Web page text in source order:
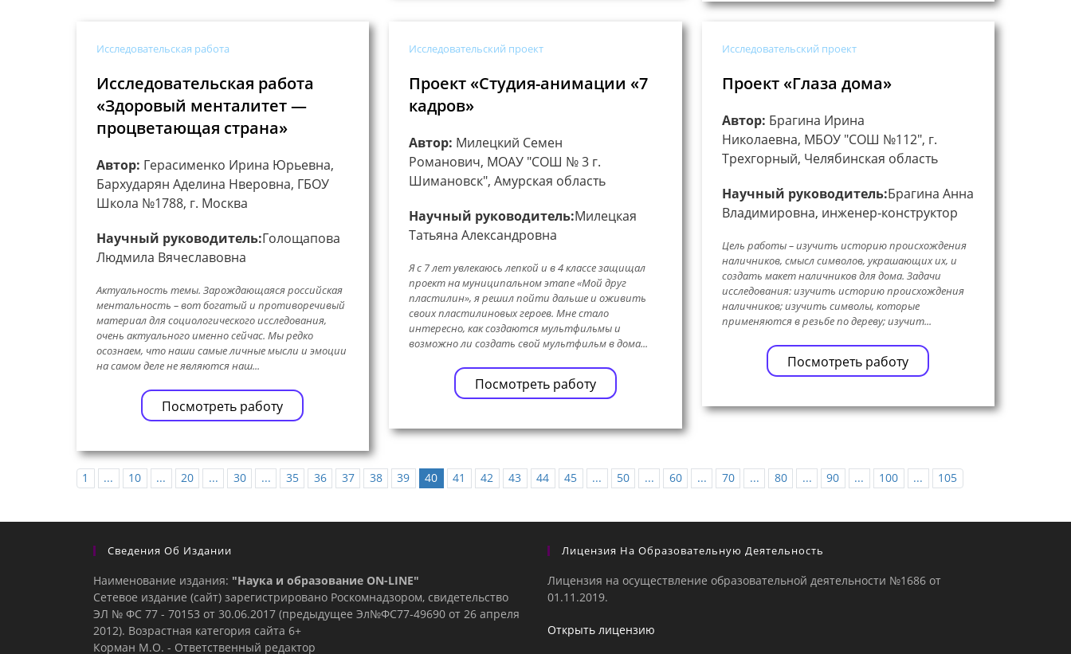
Исследовательская работа
Исследовательская работа
«Здоровый менталитет —
процветающая страна»
Автор: Герасименко Ирина Юрьевна,
Бархударян Аделина Нверовна, ГБОУ
Школа №1788, г. Москва
Научный руководитель:Голощапова
Людмила Вячеславовна
Актуальность темы. Зарождающаяся российская
ментальность – вот богатый и противоречивый
материал для социологического исследования,
очень актуального именно сейчас. Мы редко
осознаем, что наши самые личные мысли и эмоции
на самом деле не являются наш...
Посмотреть работу
Исследовательский проект
Проект «Студия-анимации «7
кадров»
Автор: Милецкий Семен
Романович, МОАУ "СОШ № 3 г.
Шимановск", Амурская область
Научный руководитель:Милецкая
Татьяна Александровна
Я с 7 лет увлекаюсь лепкой и в 4 классе защищал
проект на муниципальном этапе «Мой друг
пластилин», я решил пойти дальше и оживить
своих пластилиновых героев. Мне стало
интересно, как создаются мультфильмы и
возможно ли создать свой мультфильм в дома...
Посмотреть работу
Исследовательский проект
Проект «Глаза дома»
Автор: Брагина Ирина
Николаевна, МБОУ "СОШ №112", г.
Трехгорный, Челябинская область
Научный руководитель:Брагина Анна
Владимировна, инженер-конструктор
Цель работы – изучить историю происхождения
наличников, смысл символов, украшающих их, и
создать макет наличников для дома. Задачи
исследования: изучить историю происхождения
наличников; изучить символы, которые
применяются в резьбе по дереву; изучит...
Посмотреть работу
1 ... 10 ... 20 ... 30 ... 35 36 37 38 39 40 41 42 43 44 45 ... 50 ... 60 ... 70 ... 80 ... 90 ... 100 ... 105
Сведения Об Издании
Наименование издания: "Наука и образование ON-LINE"
Сетевое издание (сайт) зарегистрировано Роскомнадзором, свидетельство
ЭЛ № ФС 77 - 70153 от 30.06.2017 (предыдущее Эл№ФC77-49690 от 26 апреля
2012). Возрастная категория сайта 6+
Корман М.О. - Ответственный редактор
Лицензия На Образовательную Деятельность
Лицензия на осуществление образовательной деятельности №1686 от
01.11.2019.
Открыть лицензию